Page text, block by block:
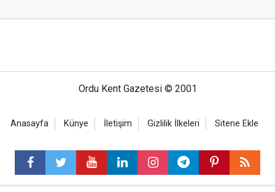
Ordu Kent Gazetesi © 2001
Anasayfa Künye İletişim Gizlilik İlkeleri Sitene Ekle